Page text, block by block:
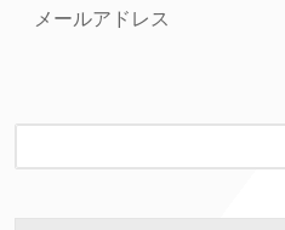
メールアドレス